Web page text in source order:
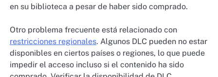
en su biblioteca a pesar de haber sido comprado.
Otro problema frecuente está relacionado con
restricciones regionales. Algunos DLC pueden no estar
disponibles en ciertos países o regiones, lo que puede
impedir el acceso incluso si el contenido ha sido